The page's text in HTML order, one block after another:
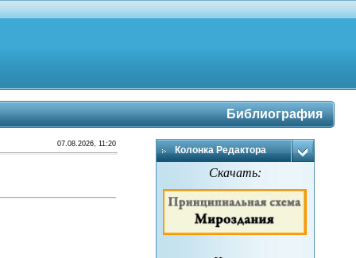
Библиография
07.08.2026, 11:20
Колонка Редактора
Скачать: